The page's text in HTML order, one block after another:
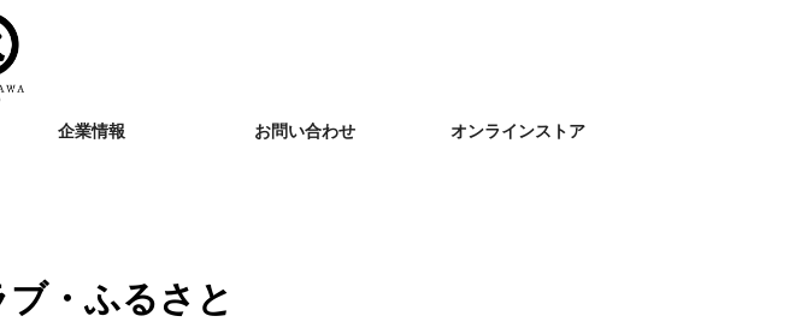
企業情報 お問い合わせ オンラインストア
ブ・ふるさと